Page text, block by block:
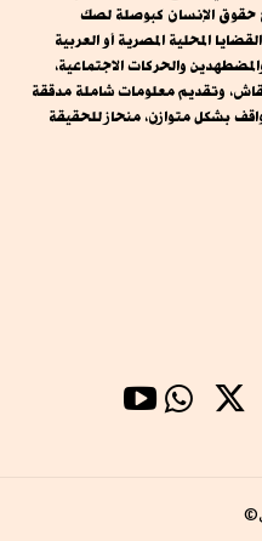
حقوق الإنسان كبوصلة لصك
المحلية المصرية أو العربية
والحركات الاجتماعية،
وتقديم معلومات شاملة مدققة
بشكل متوازن، منحاز للحقيقة